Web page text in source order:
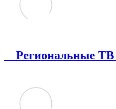
Региональные ТВ